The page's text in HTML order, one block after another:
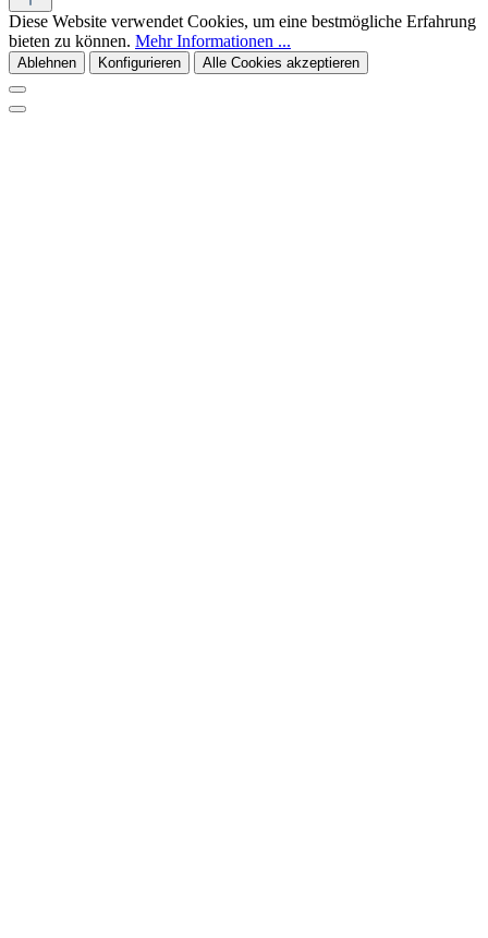
Diese Website verwendet Cookies, um eine bestmögliche Erfahrung
bieten zu können. Mehr Informationen ...
Ablehnen Konfigurieren Alle Cookies akzeptieren